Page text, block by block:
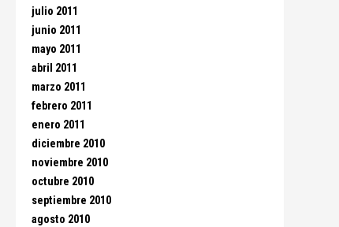
julio 2011
junio 2011
mayo 2011
abril 2011
marzo 2011
febrero 2011
enero 2011
diciembre 2010
noviembre 2010
octubre 2010
septiembre 2010
agosto 2010